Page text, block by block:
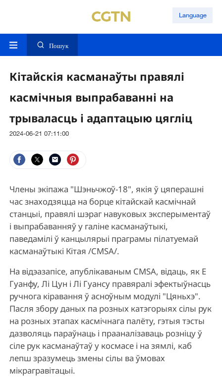
Language
Пошук
Кітайскія касманаўты правялі
касмічныя выпрабаванні на
трываласць і адаптацыю цягліц
2024-06-21 07:11:00
Члены экіпажа "Шэньчжоў-18", якія ў цяперашні
час знаходзяцца на борце кітайскай касмічнай
станцыі, правялі шэраг навуковых эксперыментаў
і выпрабаванняў у галіне касманаўтыкі,
паведамілі ў канцылярыі праграмы пілатуемай
касманаўтыкі Кітая /CMSA/.
На відэазапісе, апублікаваным CMSA, відаць, як Е
Гуанфу, Лі Цун і Лі Гуансу правяралі эфектыўнасць
ручнога кіравання ў асноўным модулі "Цяньхэ".
Пасля збору даных па розных катэгорыях сілы рук
на розных этапах касмічнага палёту, гэтыя тэсты
дазволяць параўнаць і прааналізаваць розніцу ў
сіле рук касманаўтаў у космасе і на зямлі, каб
лепш зразумець змены сілы ва ўмовах
мікрагравітацыі.